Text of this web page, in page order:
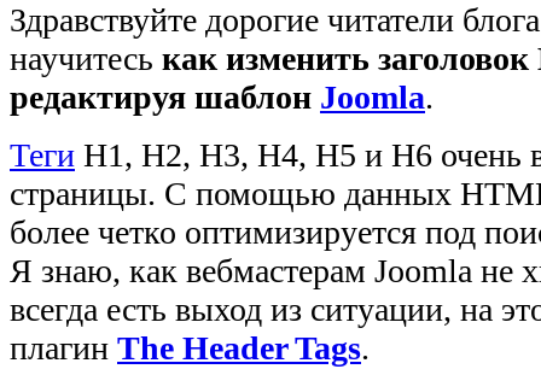
Здравствуйте дорогие читатели
научитесь как изменить
редактируя шаблон Joomla.
Теги H1, H2, H3, H4, H5 и H6 очень
страницы. С помощью данных
более четко оптимизируется под
Я знаю, как вебмастерам Joomla не
всегда есть выход из ситуации, на
плагин The Header Tags.